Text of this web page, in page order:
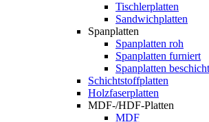
Tischlerplatten
Sandwichplatten
Spanplatten
Spanplatten roh
Spanplatten furniert
Spanplatten
Schichtstoffplatten
Holzfaserplatten
MDF-/HDF-Platten
MDF